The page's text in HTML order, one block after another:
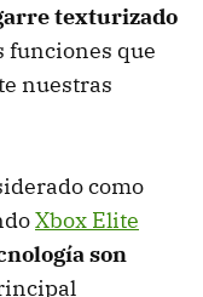
texturizado
funciones que
nuestras
como
Xbox Elite
son